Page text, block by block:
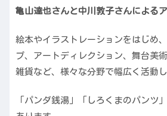
亀山達也さんと中川敦子さんによる
絵本やイラストレーションをはじめ
プ、アートディレクション、舞台美
雑貨など、様々な分野で幅広く活動し
「パンダ銭湯」「しろくまのパンツ